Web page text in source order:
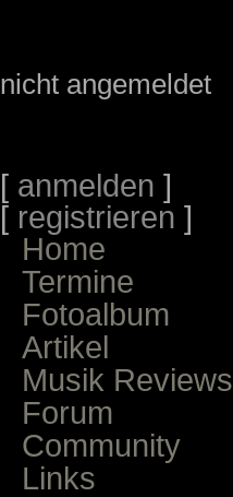
nicht angemeldet
[ anmelden ]
[ registrieren ]
Home
Termine
Fotoalbum
Artikel
Musik Reviews
Forum
Community
Links